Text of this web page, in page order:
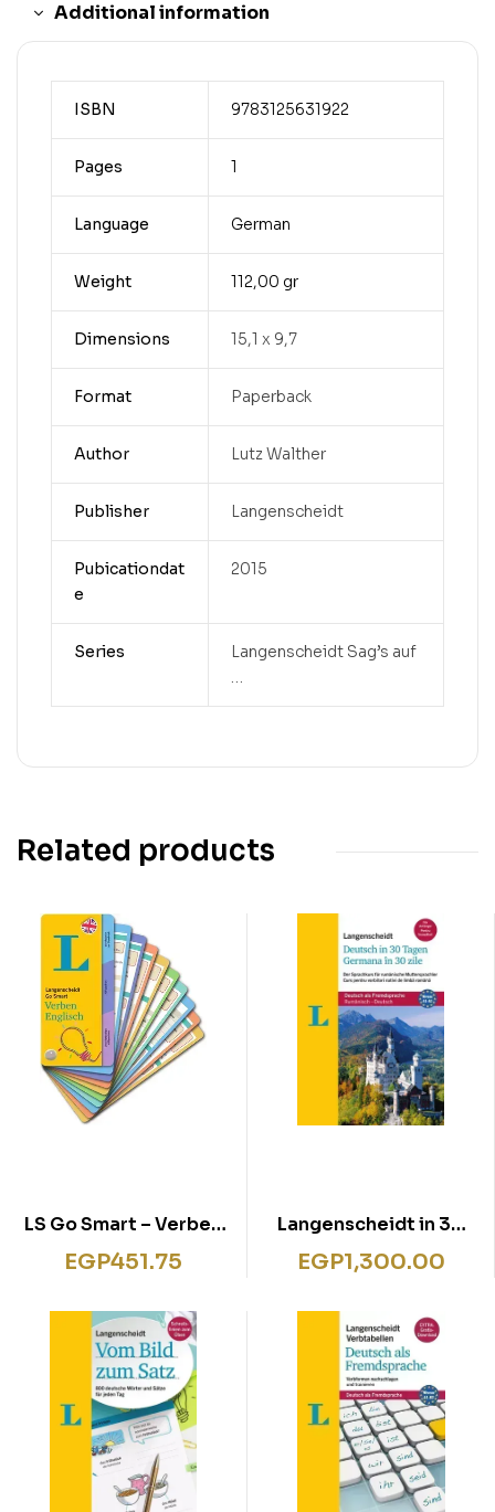
Additional information
ISBN 9783125631922
Pages 1
Language German
Weight 112,00 gr
Dimensions 15,1 x 9,7
Format Paperback
Author Lutz Walther
Publisher Langenscheidt
Pubicationdat
e
2015
Series
Langenscheidt Sag’s auf
Related products
LS Go Smart – Verben
Englisch
EGP451.75
Langenscheidt in 30
Tagen Deutsch
EGP1,300.00